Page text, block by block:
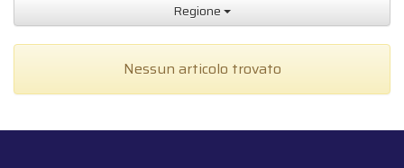
Regione
Nessun articolo trovato